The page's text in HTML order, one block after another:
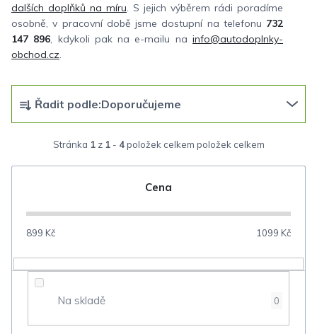
dalších doplňků na míru. S jejich výběrem rádi poradíme
osobně, v pracovní době jsme dostupní na telefonu 732
147 896, kdykoli pak na e-mailu nainfo@autodoplnky-
obchod.cz.
Stránka 1z 1- 4položek celkem
a
e
o
Řadit podle:Doporučujeme
Cena
899 Kč 1099 Kč
Na skladě 0